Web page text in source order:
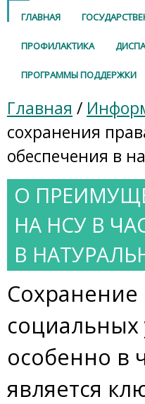
ГЛАВНАЯ
ПРОФИЛАКТИКА
ПРОГРАММЫ ПОДДЕРЖКИ
Главная /
сохранения
обеспечения в
О
НА НСУ В
В
социальных
особенно в
является